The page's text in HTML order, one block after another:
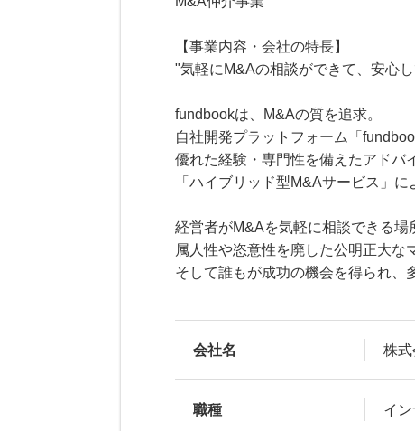
【事業内容・会社の特長】
"気軽にM&Aの相談ができて、安心
fundbookは、M&Aの質を追求。
自社開発プラットフォーム「
優れた経験・専⾨性を備えたアドバ
「ハイブリッド型M&Aサービス」
経営者がM&Aを気軽に相談できる場
属人性や恣意性を廃した公明正大な
そして誰もが成功の機会を得られ、
会社名 株
職種 イ